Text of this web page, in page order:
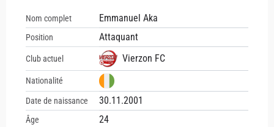
Nom complet Emmanuel Aka
Position Attaquant
Club actuel Vierzon FC
Nationalité
Date de naissance 30.11.2001
Âge 24